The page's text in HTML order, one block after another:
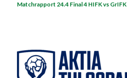
Matchrapport 24.4 Final 4 HIFK vs GrIFK